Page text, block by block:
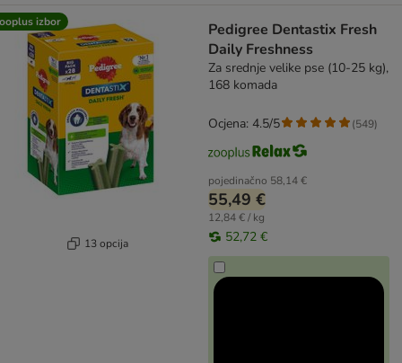
izbor
13 opcija
Pedigree Dentastix Fresh
Daily Freshness
Za srednje velike pse (10-25 kg),
168 komada
pojedinačno 58,14 €
55,49 €
12,84 € / kg
52,72 €
Ocjena: 4.5/5 (549)